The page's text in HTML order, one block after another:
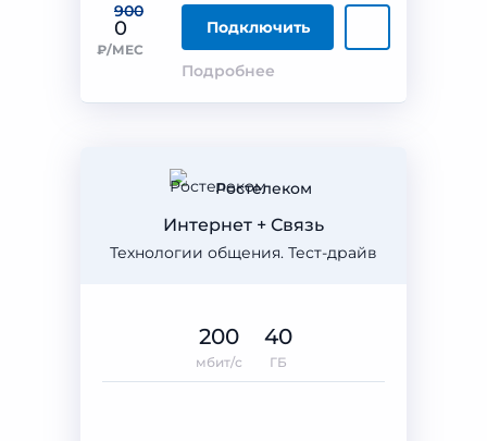
900
0
₽/МЕС
Подключить
Подробнее
Ростелеком
Технологии общения. Тест-драйв
Интернет + Связь
200
мбит/с
40
ГБ